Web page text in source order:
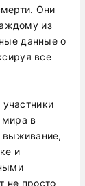
Они
из
данные о
все
мира в
выживание,
и
не просто